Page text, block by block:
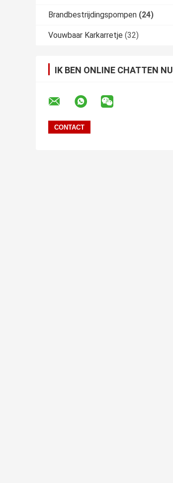
Brandbestrijdingspompen (24)
Vouwbaar Karkarretje (32)
IK BEN ONLINE CHATTEN NU